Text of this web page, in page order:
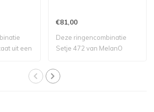
uit een
€81,00
Deze ringencombinatie
Setje 472 van MelanO